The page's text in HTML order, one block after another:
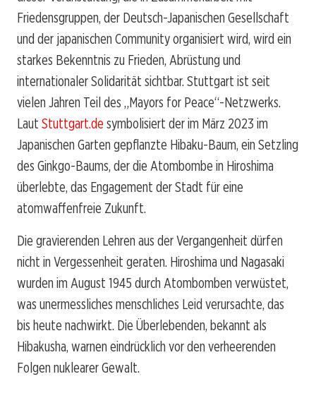
Friedensgruppen, der Deutsch-Japanischen Gesellschaft
und der japanischen Community organisiert wird, wird ein
starkes Bekenntnis zu Frieden, Abrüstung und
internationaler Solidarität sichtbar. Stuttgart ist seit
vielen Jahren Teil des „Mayors for Peace“-Netzwerks.
Laut Stuttgart.de symbolisiert der im März 2023 im
Japanischen Garten gepflanzte Hibaku-Baum, ein Setzling
des Ginkgo-Baums, der die Atombombe in Hiroshima
überlebte, das Engagement der Stadt für eine
atomwaffenfreie Zukunft.
Die gravierenden Lehren aus der Vergangenheit dürfen
nicht in Vergessenheit geraten. Hiroshima und Nagasaki
wurden im August 1945 durch Atombomben verwüstet,
was unermessliches menschliches Leid verursachte, das
bis heute nachwirkt. Die Überlebenden, bekannt als
Hibakusha, warnen eindrücklich vor den verheerenden
Folgen nuklearer Gewalt.